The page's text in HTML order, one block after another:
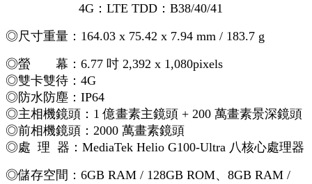
4G：LTE TDD：B38/40/41
◎尺寸重量：164.03 x 75.42 x 7.94 mm / 183.7 g
◎螢 幕：6.77 吋 2,392 x 1,080pixels
◎雙卡雙待：4G
◎防水防塵：IP64
◎主相機鏡頭：1 億畫素主鏡頭 + 200 萬畫素景深鏡頭
◎前相機鏡頭：2000 萬畫素鏡頭
◎處 理 器：MediaTek Helio G100-Ultra 八核心處理器
◎儲存空間：6GB RAM / 128GB ROM、8GB RAM /